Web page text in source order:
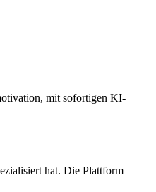
mit sofortigen KI-
hat. Die Plattform